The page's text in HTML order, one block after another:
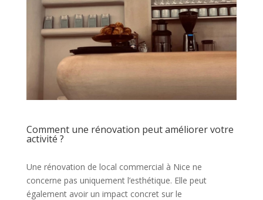
Comment une rénovation peut améliorer votre
activité ?
Une rénovation de local commercial à Nice ne
concerne pas uniquement l’esthétique. Elle peut
également avoir un impact concret sur le